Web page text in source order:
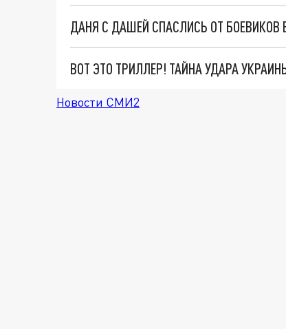
ДАНЯ С ДАШЕЙ СПАСЛИСЬ ОТ
ВОТ ЭТО ТРИЛЛЕР! ТАЙНА УДАРА
Новости СМИ2